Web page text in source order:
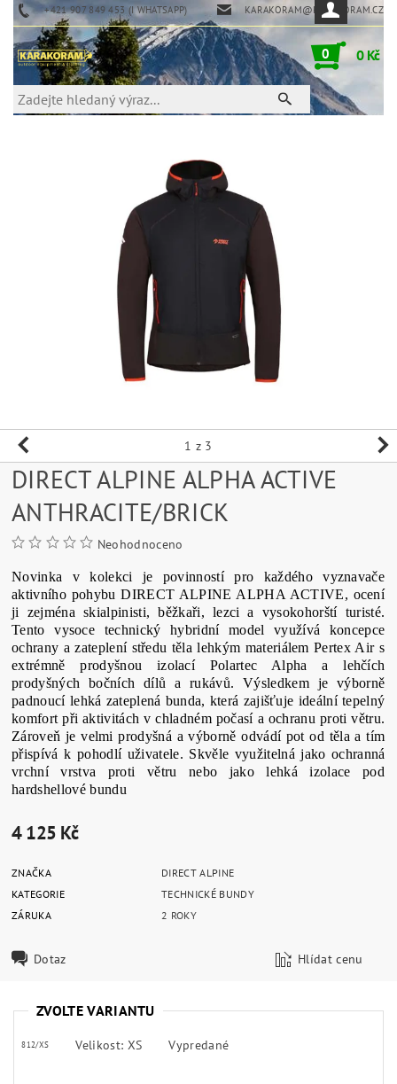
+421 907 849 453 (I WHATSAPP) KARAKORAM@KARAKORAM.CZ
0 0 Kč
1 z 3
DIRECT ALPINE ALPHA ACTIVE
ANTHRACITE/BRICK
Neohodnoceno
Novinka v kolekci je povinností pro každého vyznavače
aktivního pohybu DIRECT ALPINE ALPHA ACTIVE, ocení
ji zejména skialpinisti, běžkaři, lezci a vysokohorští turisté.
Tento vysoce technický hybridní model využívá koncepce
ochrany a zateplení středu těla lehkým materiálem Pertex Air s
extrémně prodyšnou izolací Polartec Alpha a lehčích
prodyšných bočních dílů a rukávů. Výsledkem je výborně
padnoucí lehká zateplená bunda, která zajišťuje ideální tepelný
komfort při aktivitách v chladném počasí a ochranu proti větru.
Zároveň je velmi prodyšná a výborně odvádí pot od těla a tím
přispívá k pohodlí uživatele. Skvěle využitelná jako ochranná
vrchní vrstva proti větru nebo jako lehká izolace pod
hardshellové bundu
4 125 Kč
ZNAČKA
DIRECT ALPINE
KATEGORIE
TECHNICKÉ BUNDY
ZÁRUKA
2 ROKY
Dotaz Hlídat cenu
ZVOLTE VARIANTU
812/XS Velikost: XS Vypredané